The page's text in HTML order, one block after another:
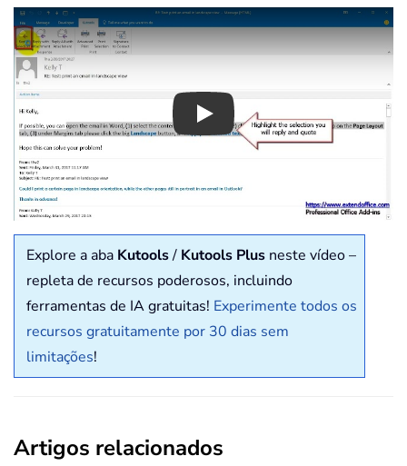
Play
Explore a aba Kutools/ Kutools Plus neste vídeo –
repleta de recursos poderosos, incluindo
ferramentas de IA gratuitas! Experimente todos os
recursos gratuitamente por 30 dias sem
limitações!
Artigos relacionados